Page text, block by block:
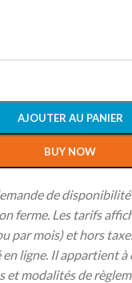
AJOUTER AU PANIER
BUY NOW
de disponibilité
ferme. Les tarifs
par mois) et hors
ligne. Il appartient à
et modalités de